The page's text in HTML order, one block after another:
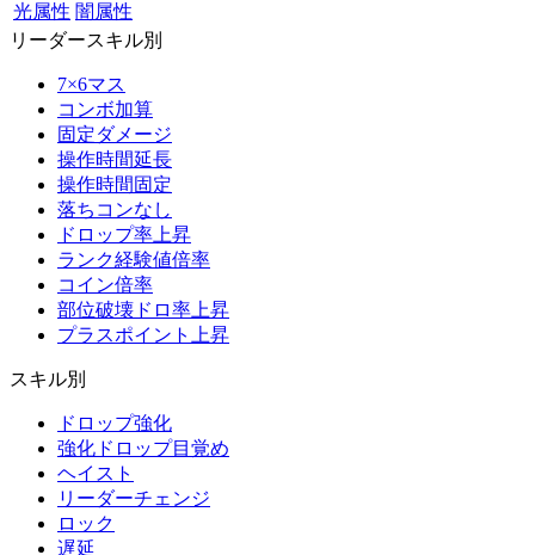
光属性 闇属性
リーダースキル別
7×6マス
コンボ加算
固定ダメージ
操作時間延長
操作時間固定
落ちコンなし
ドロップ率上昇
ランク経験値倍率
コイン倍率
部位破壊ドロ率上昇
プラスポイント上昇
スキル別
ドロップ強化
強化ドロップ目覚め
ヘイスト
リーダーチェンジ
ロック
遅延